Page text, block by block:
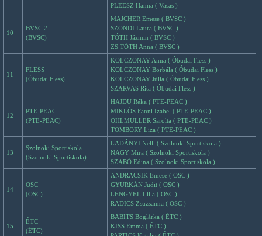
PLEESZ Hanna ( Vasas )
10
BVSC 2
(BVSC)
MAJCHER Emese ( BVSC )
SZONDI Laura ( BVSC )
TÓTH Jázmin ( BVSC )
ZS TÓTH Anna ( BVSC )
11
FLESS
(Óbudai Fless)
KOLCZONAY Anna ( Óbudai Fless )
KOLCZONAY Borbála ( Óbudai Fless )
KOLCZONAY Júlia ( Óbudai Fless )
SZARVAS Rita ( Óbudai Fless )
12
PTE-PEAC
(PTE-PEAC)
HAJDU Réka ( PTE-PEAC )
MIKLÓS Fanni Izabel ( PTE-PEAC )
ÖHLMÜLLER Sarolta ( PTE-PEAC )
TOMBORY Liza ( PTE-PEAC )
13
Szolnoki Sportiskola
(Szolnoki Sportiskola)
LADÁNYI Nelli ( Szolnoki Sportiskola )
NAGY Mira ( Szolnoki Sportiskola )
SZABÓ Edina ( Szolnoki Sportiskola )
14
OSC
(OSC)
ANDRACSIK Emese ( OSC )
GYURKÁN Judit ( OSC )
LENGYEL Lilla ( OSC )
RADICS Zsuzsanna ( OSC )
15
ÉTC
(ÉTC)
BABITS Boglárka ( ÉTC )
KISS Emma ( ÉTC )